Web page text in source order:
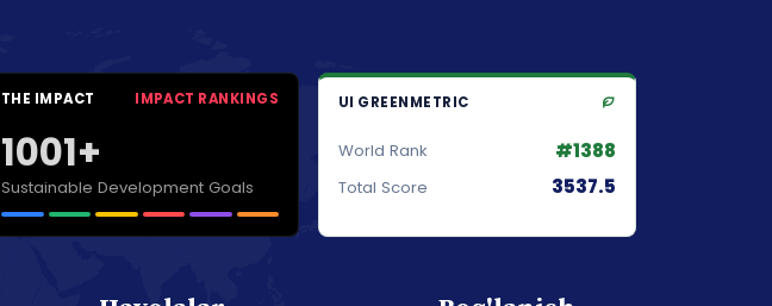
THE IMPACT IMPACT RANKINGS
1001+
Sustainable Development Goals
UI GREENMETRIC
World Rank #1388
Total Score 3537.5